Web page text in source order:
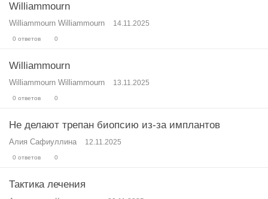
Williammourn
Williammourn Williammourn 14.11.2025
0 ответов 0
Williammourn
Williammourn Williammourn 13.11.2025
0 ответов 0
Не делают трепан биопсию из-за имплантов
Алия Сафиуллина 12.11.2025
0 ответов 0
Тактика лечения